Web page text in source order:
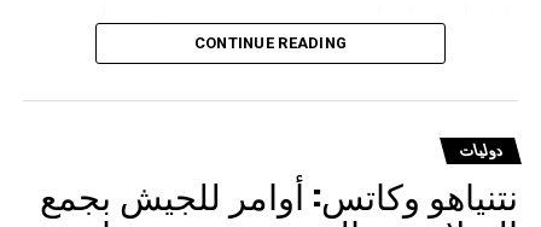
وسيدفع ثمنا باهظا نتيجة قراره الخاطئ، مؤكدا أنهم يتحركون
المشروعة للشعوب إلا قانون الغاب، مشيرا إلى أن على
السعودية أن تعي جيدا أن المخرج الوحيد لرفع الحصار عنها يتمثل
في رفع الحصار عن اليمن.
CONTINUE READING
دوليات
نتنياهو وكاتس: أوامر للجيش بجمع